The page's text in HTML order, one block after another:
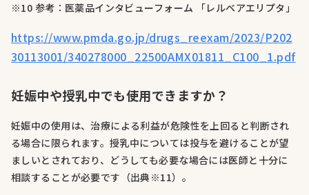
※10 参考：医薬品インタビューフォーム 「レルベアエリプタ」
https://www.pmda.go.jp/drugs_reexam/2023/P202
30113001/340278000_22500AMX01811_C100_1.pdf
妊娠中や授乳中でも使用できますか？
妊娠中の使用は、治療による利益が危険性を上回ると判断され
る場合に限られます。授乳中については投与を避けることが望
ましいとされており、どうしても必要な場合には医師と十分に
相談することが必要です（出典※11）。